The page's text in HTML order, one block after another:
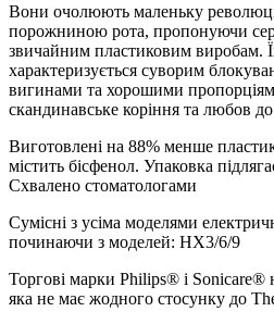
Вони очолюють маленьку
порожниною рота, пропонуючи
звичайним пластиковим виробам.
характеризується суворим
вигинами та хорошими
скандинавське коріння та любов
Виготовлені на 88% менше
містить бісфенол. Упаковка
Схвалено стоматологами
Сумісні з усіма моделями
починаючи з моделей: HX3/6/9
Торгові марки Philips® і Sonicare®
яка не має жодного стосунку до